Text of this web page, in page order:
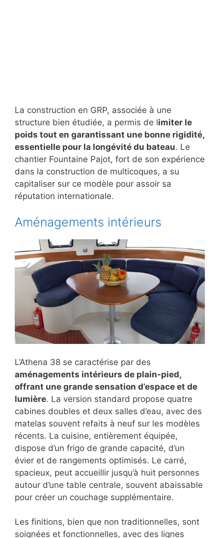
La construction en GRP, associée à une
structure bien étudiée, a permis de limiter le
poids tout en garantissant une bonne rigidité,
essentielle pour la longévité du bateau. Le
chantier Fountaine Pajot, fort de son expérience
dans la construction de multicoques, a su
capitaliser sur ce modèle pour assoir sa
réputation internationale.
Aménagements intérieurs
L’Athena 38 se caractérise par des
aménagements intérieurs de plain-pied,
offrant une grande sensation d’espace et de
lumière. La version standard propose quatre
cabines doubles et deux salles d’eau, avec des
matelas souvent refaits à neuf sur les modèles
récents. La cuisine, entièrement équipée,
dispose d’un frigo de grande capacité, d’un
évier et de rangements optimisés. Le carré,
spacieux, peut accueillir jusqu’à huit personnes
autour d’une table centrale, souvent abaissable
pour créer un couchage supplémentaire.
Les finitions, bien que non traditionnelles, sont
soignées et fonctionnelles, avec des lignes